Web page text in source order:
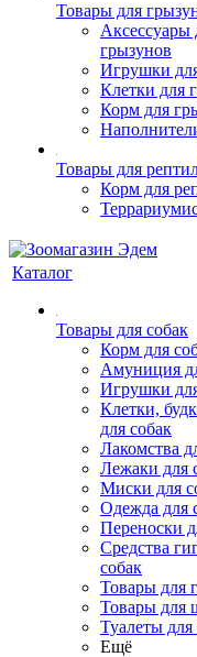
Товары для
Аксессуары
грызунов
Игрушки
Клетки для
Корм для
Товары для
Корм для
Каталог
Товары для собак
Корм для
Амуниция
Игрушки
Клетки,
для собак
Лакомства
Лежаки для
Миски для
Одежда для
Переноски
Средства
собак
Товары для
Товары для
Туалеты для
Ещё